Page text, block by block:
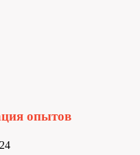
опытов